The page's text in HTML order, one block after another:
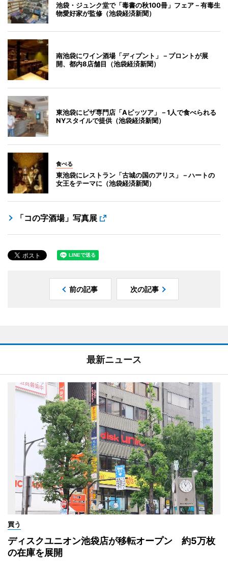
池袋・ジュンク堂で「毒書の秋100冊」フェア－有毒生
物愛好家が監修（池袋経済新聞）
南池袋にワイン酒場「ディプント」－プロントが展
開、都内8店舗目（池袋経済新聞）
東池袋にピザ専門店「Aピッツア」－1人で食べられる
NYスタイルで提供（池袋経済新聞）
食べる
東池袋にレストラン「古城の国のアリス」－ハートの
女王をテーマに（池袋経済新聞）
「コの字酒場」写真展
前の記事 次の記事
最新ニュース
買う
ディスクユニオン池袋店が移転オープン 約5万枚
の在庫を展開